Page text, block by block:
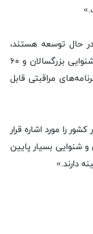
حال توسعه هستند،
تصریح کرد: «بیش از ۵۰ درصد از انواع کم شنوایی و ناشنوایی بزرگسالان و ۶۰
مراقبتی قابل
شدید در کشور را مورد اشاره قرار
شنوایی بسیار پایین